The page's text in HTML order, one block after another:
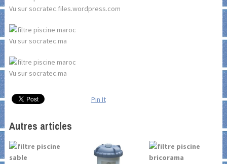
Vu sur socratec.files.wordpress.com
Vu sur socratec.ma
Vu sur socratec.ma
Pin It
Autres articles